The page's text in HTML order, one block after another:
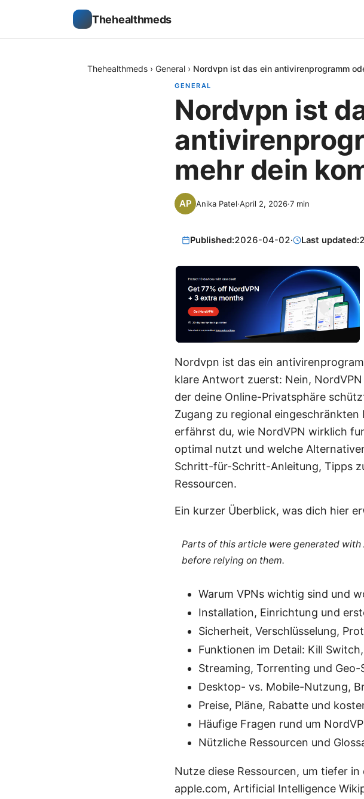
Thehealthmeds
Thehealthmeds › General › Nordvpn ist das ein antivirenprogramm
GENERAL
Nordvpn ist
mehr dein
Anika Patel·April 2, 2026·7 min
Published:2026-04-02· Last updated:
Nordvpn ist das ein
klare Antwort zuerst: Nein,
der deine Online-Privatsphäre
Zugang zu regional
erfährst du, wie NordVPN wirklich
optimal nutzt und welche
Schritt-für-Schritt-Anleitung, Tipps
Ressourcen.
Ein kurzer Überblick, was dich hier
Parts of this article were generated
before relying on them.
Warum VPNs wichtig sind und
Installation, Einrichtung und
Sicherheit, Verschlüsselung,
Funktionen im Detail: Kill
Streaming, Torrenting und Geo-
Desktop- vs. Mobile-Nutzung,
Preise, Pläne, Rabatte und
Häufige Fragen rund um
Nützliche Ressourcen und
Nutze diese Ressourcen, um tiefer
apple.com, Artificial Intelligence